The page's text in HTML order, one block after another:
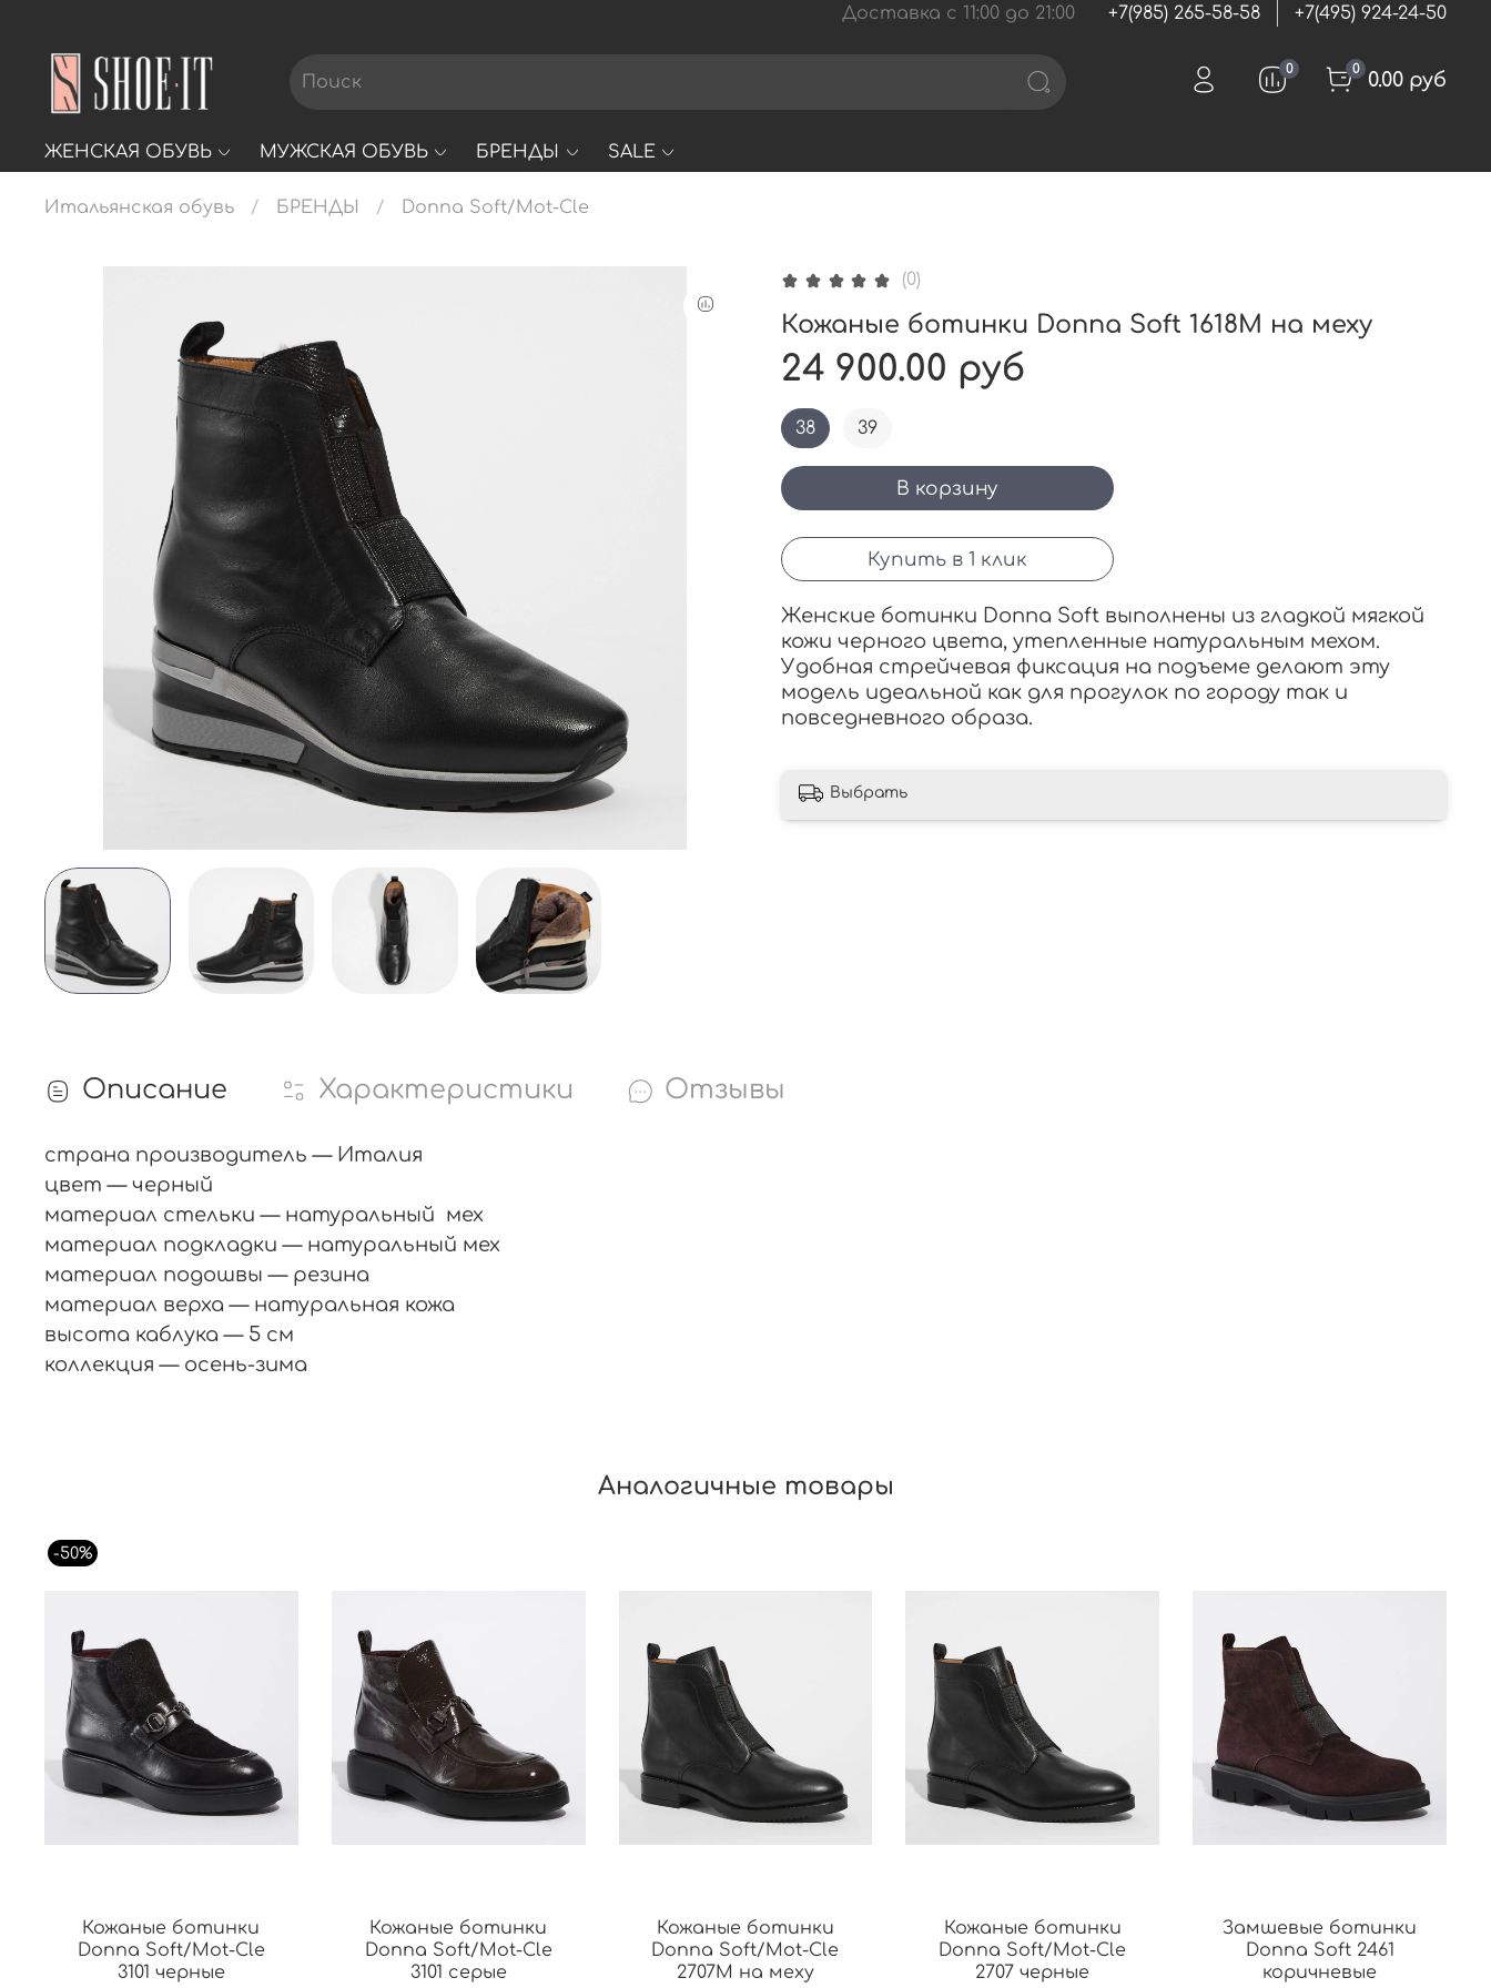
Доставка с 11:00 до 21:00 +7(985) 265-58-58 +7(495) 924-24-50
0 0 0.00 руб
ЖЕНСКАЯ ОБУВЬ МУЖСКАЯ ОБУВЬ БРЕНДЫ SALE
Итальянская обувь БРЕНДЫ Donna Soft/Mot-Cle
(0)
Кожаные ботинки Donna Soft 1618М на меху
24 900.00 руб
В корзину
Купить в 1 клик
38 39
Женские ботинки Donna Soft выполнены из гладкой мягкой
кожи черного цвета, утепленные натуральным мехом.
Удобная стрейчевая фиксация на подъеме делают эту
модель идеальной как для прогулок по городу так и
повседневного образа.
Выбрать
Описание Характеристики Отзывы
страна производитель — Италия
цвет — черный
материал стельки — натуральный мех
материал подкладки — натуральный мех
материал подошвы — резина
материал верха — натуральная кожа
высота каблука — 5 см
коллекция — осень-зима
Аналогичные товары
-50%
Кожаные ботинки
Donna Soft/Mot-Cle
3101 черные
Кожаные ботинки
Donna Soft/Mot-Cle
3101 серые
Кожаные ботинки
Donna Soft/Mot-Cle
2707М на меху
Кожаные ботинки
Donna Soft/Mot-Cle
2707 черные
Замшевые ботинки
Donna Soft 2461
коричневые